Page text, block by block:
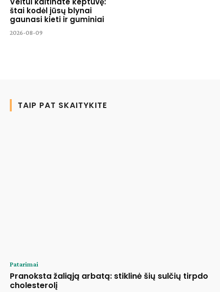
štai kodėl jūsų blynai
gaunasi kieti ir guminiai
2026-08-09
TAIP PAT SKAITYKITE
Patarimai
Pranoksta žaliąją arbatą: stiklinė šių sulčių tirpdo
cholesterolį